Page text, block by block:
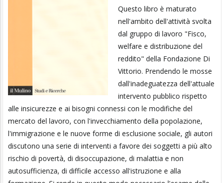
Questo libro è maturato
nell'ambito dell'attività svolta
dal gruppo di lavoro "Fisco,
welfare e distribuzione del
reddito" della Fondazione Di
Vittorio. Prendendo le mosse
dall'inadeguatezza dell'attuale
intervento pubblico rispetto
alle insicurezze e ai bisogni connessi con le modifiche del
mercato del lavoro, con l'invecchiamento della popolazione,
l'immigrazione e le nuove forme di esclusione sociale, gli autori
discutono una serie di interventi a favore dei soggetti a più alto
rischio di povertà, di disoccupazione, di malattia e non
autosufficienza, di difficile accesso all'istruzione e alla